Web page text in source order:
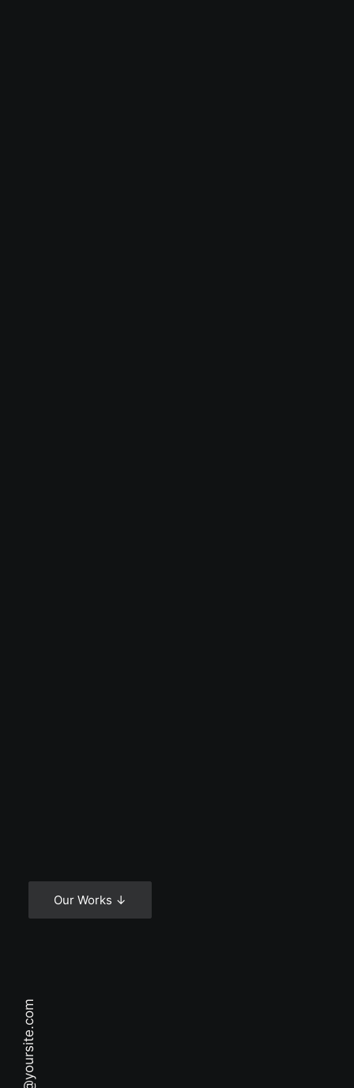
Our Works ↓
hello@yoursite.com